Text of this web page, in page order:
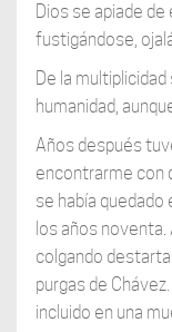
Dios se apiade
fustigándose,
De la
humanidad,
Años después
encontrarme con
se había
los años
colgando
purgas de
incluido en una